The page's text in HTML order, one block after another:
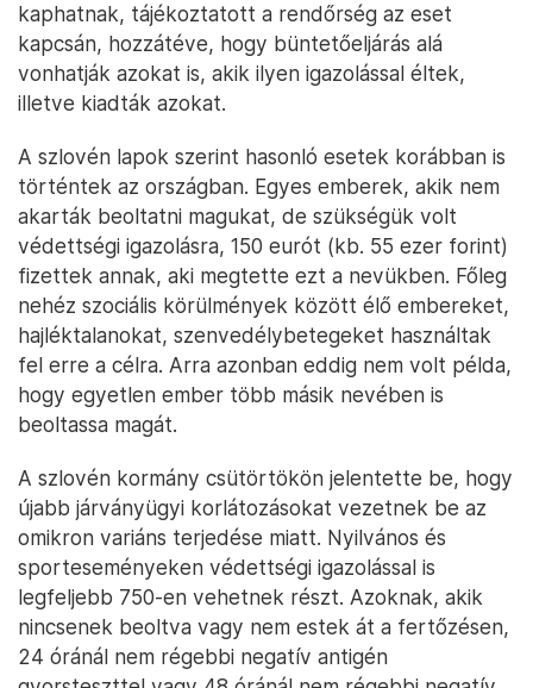
kaphatnak, tájékoztatott a rendőrség az eset
kapcsán, hozzátéve, hogy büntetőeljárás alá
vonhatják azokat is, akik ilyen igazolással éltek,
illetve kiadták azokat.
A szlovén lapok szerint hasonló esetek korábban is
történtek az országban. Egyes emberek, akik nem
akarták beoltatni magukat, de szükségük volt
védettségi igazolásra, 150 eurót (kb. 55 ezer forint)
fizettek annak, aki megtette ezt a nevükben. Főleg
nehéz szociális körülmények között élő embereket,
hajléktalanokat, szenvedélybetegeket használtak
fel erre a célra. Arra azonban eddig nem volt példa,
hogy egyetlen ember több másik nevében is
beoltassa magát.
A szlovén kormány csütörtökön jelentette be, hogy
újabb járványügyi korlátozásokat vezetnek be az
omikron variáns terjedése miatt. Nyilvános és
sporteseményeken védettségi igazolással is
legfeljebb 750-en vehetnek részt. Azoknak, akik
nincsenek beoltva vagy nem estek át a fertőzésen,
24 óránál nem régebbi negatív antigén